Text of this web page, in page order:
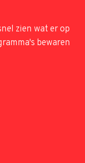
zien wat er op
bewaren